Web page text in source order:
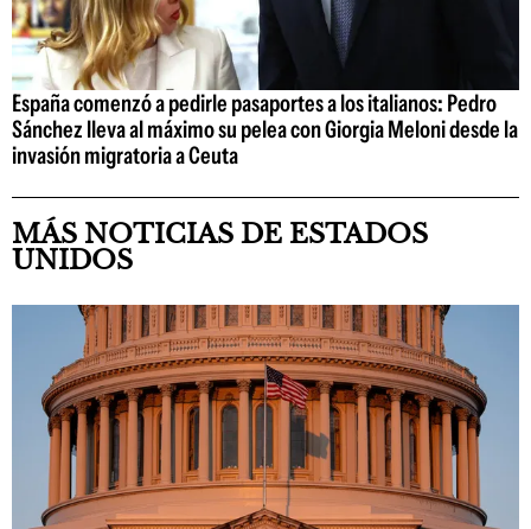
España comenzó a pedirle pasaportes a los italianos: Pedro
Sánchez lleva al máximo su pelea con Giorgia Meloni desde la
invasión migratoria a Ceuta
MÁS NOTICIAS DE ESTADOS
UNIDOS